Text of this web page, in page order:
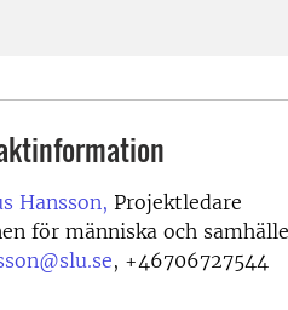
Hansson, Projektledare
för människa och samhälle
, +46706727544